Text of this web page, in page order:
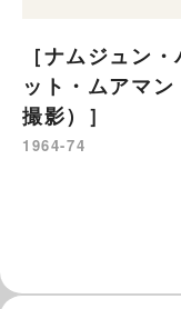
［ナムジュン
ット・ムアマ
撮影）］
1964-74